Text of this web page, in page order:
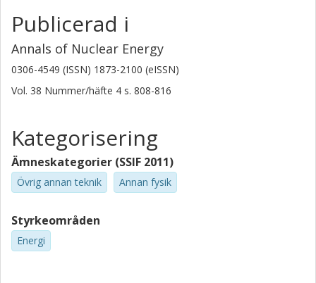
Publicerad i
Annals of Nuclear Energy
0306-4549 (ISSN) 1873-2100 (eISSN)
Vol. 38 Nummer/häfte 4 s. 808-816
Kategorisering
Ämneskategorier (SSIF 2011)
Övrig annan teknik Annan fysik
Styrkeområden
Energi